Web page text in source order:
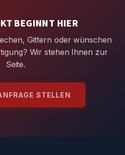
BEGINNT HIER
Gittern oder wünschen
Wir stehen Ihnen zur
Seite.
STELLEN